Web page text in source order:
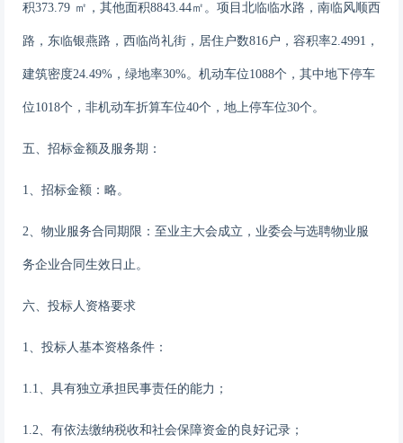
积373.79 ㎡， 其他面积8843.44㎡。 项目北临临水路，南临风顺西
路 ，东临银燕路 ，西临尚礼街 ， 居住 户数816户，容积率2.4991 ，
建筑密度24.49%，绿地率30%。机动车位1088个，其中地下停车
位1018个， 非机动车折算车位40个，地上停车位30个。
五、招标金额及服务期：
1、招标金额：略。
2、物业服务合同期限：至业主大会成立，业委会与选聘物业服
务企业合同生效日止。
六、投标人资格要求
1、投标人基本资格条件：
1.1、具有独立承担民事责任的能力；
1.2、有依法缴纳税收和社会保障资金的良好记录；